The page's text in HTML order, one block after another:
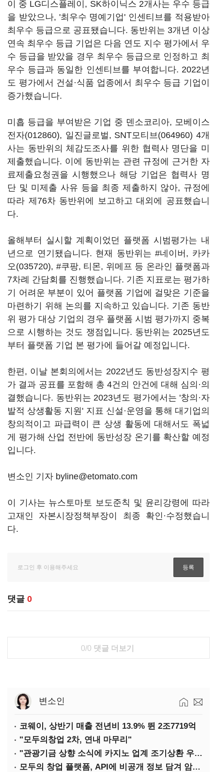
이 중 LG디스플레이, SK하이닉스 2개사는 우수 등급
을 받았으나, '최우수 명예기업' 인센티브를 적용받아
최우수 등급으로 공표됐습니다. 동반위는 3개년 이상
연속 최우수 등급 기업은 다음 연도 지수 평가에서 우
수 등급을 받았을 경우 최우수 등급으로 인정하고 최
우수 등급과 동일한 인센티브를 부여합니다. 2022년
도 평가에서 건설·식품 업종에서 최우수 등급 기업이
증가했습니다.
미흡 등급을 부여받은 기업 중 덴소코리아, 모베이스
전자(012860), 일진글로벌, SNT모티브(064960) 4개
사는 동반위의 체감도조사를 위한 협력사 명단을 미
제출했습니다. 이에 동반위는 관련 규정에 근거한 자
료제출요청권을 시행했으나 해당 기업은 협력사 명
단 및 미제출 사유 등을 최종 제출하지 않아, 규정에
따라 제76차 동반위에 보고하고 대외에 공표했습니
다.
올해부터 실시할 계획이었던 플랫폼 시범평가는 내
년으로 연기됐습니다. 현재 동반위는 #네이버, 카카
오(035720), #쿠팡, 티몬, 위메프 등 온라인 플랫폼과
7차례 간담회를 진행했습니다. 기존 지표로는 평가하
기 어려운 부분이 있어 플랫폼 기업에 걸맞은 기준을
마련하기 위해 논의를 지속하고 있습니다. 기존 동반
위 평가 대상 기업의 경우 플랫폼 시범 평가까지 중복
으로 시행하는 것도 쟁점입니다. 동반위는 2025년도
부터 플랫폼 기업 본 평가에 들어갈 예정입니다.
한편, 이날 본회의에서는 2022년도 동반성장지수 평
가 결과 공표를 포함해 총 4건의 안건에 대해 심의·의
결했습니다. 동반위는 2023년도 평가에서는 '창의·자
발적 상생활동 지원' 지표 신설·운영을 통해 대기업의
창의적이고 파급력이 큰 상생 활동에 대해서도 폭넓
게 평가해 산업 전반에 동반성장 온기를 확산할 예정
입니다.
변소인 기자 byline@etomato.com
이 기사는 뉴스토마토 보도준칙 및 윤리강령에 따라
고재인 자본시장정책부장이 최종 확인·수정했습니
다.
댓글 0
0/0 댓글 더보기
변소인
코웨이, 상반기 매출 전년비 13.9% 뛴 2조7719억
"모두의창업 2차, 연내 마무리"
"관광기금 상향 소식에 카지노 업계 조기상환 우려"
모두의 창업 플랫폼, API에 비공개 정보 담겨 암호키까지 새나갔다